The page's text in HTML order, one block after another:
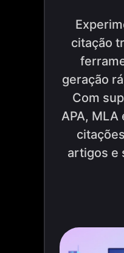
citação
geração
Com
APA,
artigos e